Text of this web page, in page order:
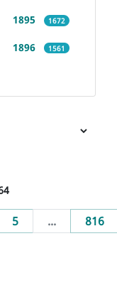
1895 1672
1896 1561
5 ... 816